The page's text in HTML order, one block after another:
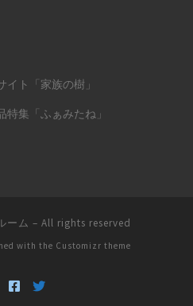
ト「家族の樹」
集「ふぁみたね」
ーム – All rights reserved
with the Customizr theme